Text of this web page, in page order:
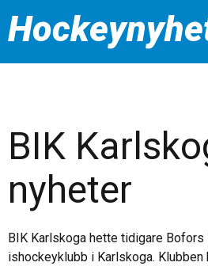
BIK
nyheter
BIK Karlskoga hette tidigare Bofors
ishockeyklubb i Karlskoga. Klubben